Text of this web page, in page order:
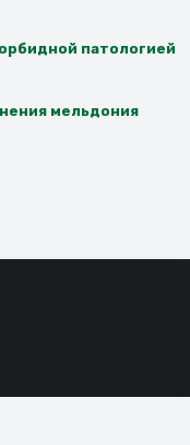
патологией
мельдония